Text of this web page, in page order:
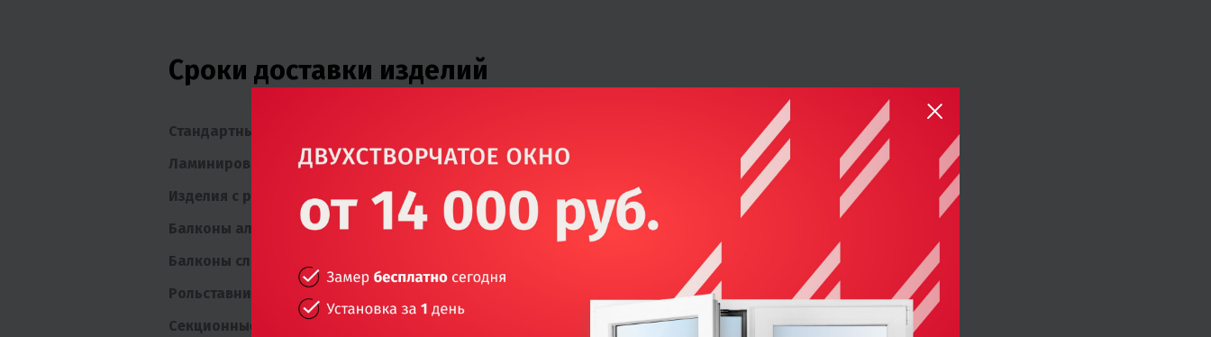
Сроки доставки изделий
Стандартные белые изделия
Ламинированные изделия
3 недели
Изделия с раскладкой в стеклопакете
3 недели
Балконы алюминий
Балконы слайдорс со стеклопакетом
2 недели
Рольставни стандартных цветов
14 дней
Секционные гаражные ворота, в зависимости от размера
4 – 8 недель